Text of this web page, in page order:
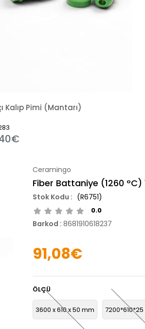
Kalıp Pimi (Mantarı)
Ceramingo
Fiber Battaniye (1260
(R6751)
0.0
Barkod : 8681910618237
91,08€
ÖLÇÜ
3600 x 610 x 50 mm